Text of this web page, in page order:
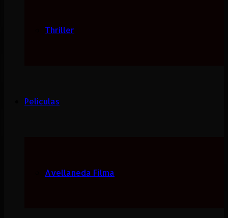
Thriller
Peliculas
Avellaneda Filma